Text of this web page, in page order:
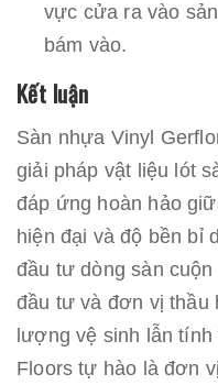
vực cửa ra vào
bám vào.
Kết luận
Sàn nhựa Vinyl
giải pháp vật liệu lót
đáp ứng hoàn hảo
hiện đại và độ bền bỉ
đầu tư dòng sàn
đầu tư và đơn vị thầu
lượng vệ sinh lẫn
Floors tự hào là đơn